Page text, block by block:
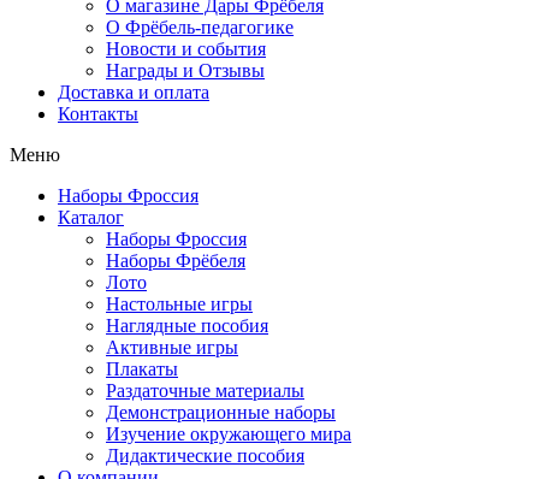
О магазине Дары Фрёбеля
О Фрёбель-педагогике
Новости и события
Награды и Отзывы
Доставка и оплата
Контакты
Меню
Наборы Фроссия
Каталог
Наборы Фроссия
Наборы Фрёбеля
Лото
Настольные игры
Наглядные пособия
Активные игры
Плакаты
Раздаточные материалы
Демонстрационные наборы
Изучение окружающего мира
Дидактические пособия